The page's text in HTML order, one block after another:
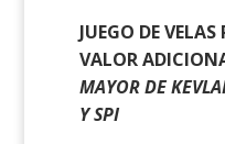
JUEGO DE
VALOR
MAYOR DE
Y SPI